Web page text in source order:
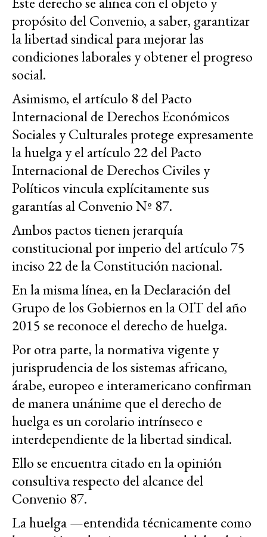
propósito del Convenio, a saber, garantizar
la libertad sindical para mejorar las
condiciones laborales y obtener el progreso
social.
Asimismo, el artículo 8 del Pacto
Internacional de Derechos Económicos
Sociales y Culturales protege expresamente
la huelga y el artículo 22 del Pacto
Internacional de Derechos Civiles y
Políticos vincula explícitamente sus
garantías al Convenio Nº 87.
Ambos pactos tienen jerarquía
constitucional por imperio del artículo 75
inciso 22 de la Constitución nacional.
En la misma línea, en la Declaración del
Grupo de los Gobiernos en la OIT del año
2015 se reconoce el derecho de huelga.
Por otra parte, la normativa vigente y
jurisprudencia de los sistemas africano,
árabe, europeo e interamericano confirman
de manera unánime que el derecho de
huelga es un corolario intrínseco e
interdependiente de la libertad sindical.
Ello se encuentra citado en la opinión
consultiva respecto del alcance del
Convenio 87.
La huelga —entendida técnicamente como